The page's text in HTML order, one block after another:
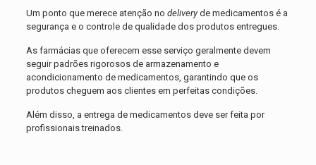
Um ponto que merece atenção no deliveryde medicamentos é a
segurança e o controle de qualidade dos produtos entregues.
As farmácias que oferecem esse serviço geralmente devem
seguir padrões rigorosos de armazenamento e
acondicionamento de medicamentos, garantindo que os
produtos cheguem aos clientes em perfeitas condições.
Além disso, a entrega de medicamentos deve ser feita por
profissionais treinados.